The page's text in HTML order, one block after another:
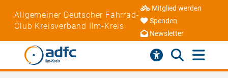
Allgemeiner Deutscher Fahrrad-
Club Kreisverband Ilm-Kreis
Mitglied werden
Spenden
Newsletter